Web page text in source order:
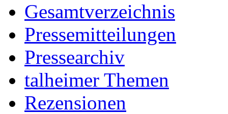
Gesamtverzeichnis
Pressemitteilungen
Pressearchiv
talheimer Themen
Rezensionen